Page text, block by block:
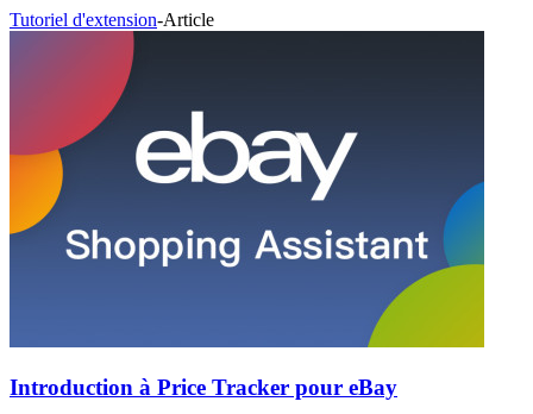
Tutoriel d'extension-Article
Introduction à Price Tracker pour eBay